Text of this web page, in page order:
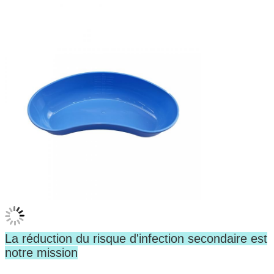
La réduction du risque d'infection secondaire est
notre mission